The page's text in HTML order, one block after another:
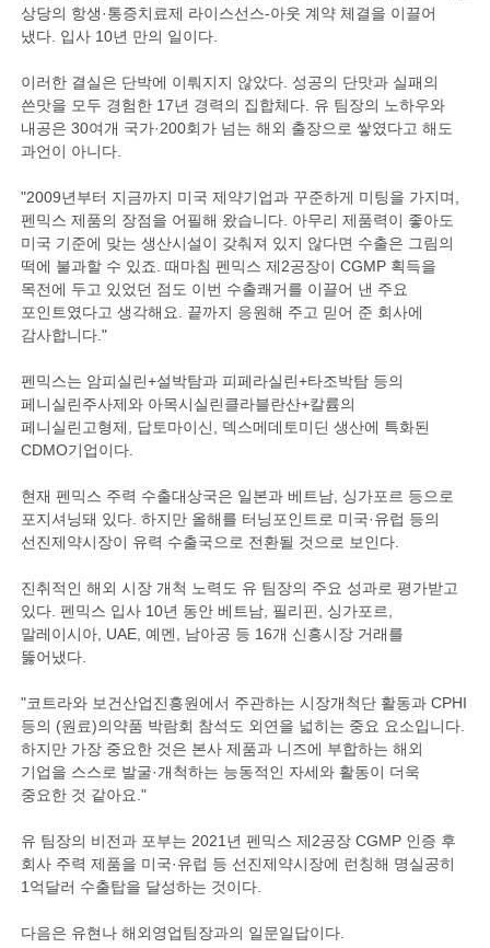
상당의 항생·통증치료제 라이스선스-아웃 계약 체결을 이끌어
냈다. 입사 10년 만의 일이다.
이러한 결실은 단박에 이뤄지지 않았다. 성공의 단맛과 실패의
쓴맛을 모두 경험한 17년 경력의 집합체다. 유 팀장의 노하우와
내공은 30여개 국가·200회가 넘는 해외 출장으로 쌓였다고 해도
과언이 아니다.
"2009년부터 지금까지 미국 제약기업과 꾸준하게 미팅을 가지며,
펜믹스 제품의 장점을 어필해 왔습니다. 아무리 제품력이 좋아도
미국 기준에 맞는 생산시설이 갖춰져 있지 않다면 수출은 그림의
떡에 불과할 수 있죠. 때마침 펜믹스 제2공장이 CGMP 획득을
목전에 두고 있었던 점도 이번 수출쾌거를 이끌어 낸 주요
포인트였다고 생각해요. 끝까지 응원해 주고 믿어 준 회사에
감사합니다."
펜믹스는 암피실린+설박탐과 피페라실린+타조박탐 등의
페니실린주사제와 아목시실린클라블란산+칼륨의
페니실린고형제, 답토마이신, 덱스메데토미딘 생산에 특화된
CDMO기업이다.
현재 펜믹스 주력 수출대상국은 일본과 베트남, 싱가포르 등으로
포지셔닝돼 있다. 하지만 올해를 터닝포인트로 미국·유럽 등의
선진제약시장이 유력 수출국으로 전환될 것으로 보인다.
진취적인 해외 시장 개척 노력도 유 팀장의 주요 성과로 평가받고
있다. 펜믹스 입사 10년 동안 베트남, 필리핀, 싱가포르,
말레이시아, UAE, 예멘, 남아공 등 16개 신흥시장 거래를
뚫어냈다.
"코트라와 보건산업진흥원에서 주관하는 시장개척단 활동과 CPHI
등의 (원료)의약품 박람회 참석도 외연을 넓히는 중요 요소입니다.
하지만 가장 중요한 것은 본사 제품과 니즈에 부합하는 해외
기업을 스스로 발굴·개척하는 능동적인 자세와 활동이 더욱
중요한 것 같아요."
유 팀장의 비전과 포부는 2021년 펜믹스 제2공장 CGMP 인증 후
회사 주력 제품을 미국·유럽 등 선진제약시장에 런칭해 명실공히
1억달러 수출탑을 달성하는 것이다.
다음은 유현나 해외영업팀장과의 일문일답이다.